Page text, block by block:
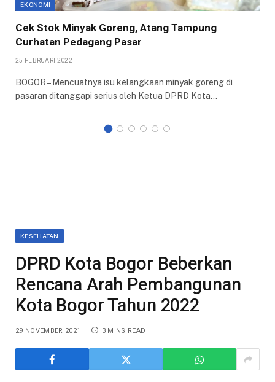
EKONOMI
Cek Stok Minyak Goreng, Atang Tampung
Curhatan Pedagang Pasar
25 FEBRUARI 2022
BOGOR – Mencuatnya isu kelangkaan minyak goreng di
pasaran ditanggapi serius oleh Ketua DPRD Kota…
KESEHATAN
DPRD Kota Bogor Beberkan
Rencana Arah Pembangunan
Kota Bogor Tahun 2022
29 NOVEMBER 2021 3 MINS READ